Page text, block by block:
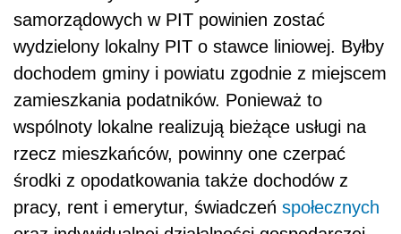
samorządowych w PIT powinien zostać
wydzielony lokalny PIT o stawce liniowej. Byłby
dochodem gminy i powiatu zgodnie z miejscem
zamieszkania podatników. Ponieważ to
wspólnoty lokalne realizują bieżące usługi na
rzecz mieszkańców, powinny one czerpać
środki z opodatkowania także dochodów z
pracy, rent i emerytur, świadczeń społecznych